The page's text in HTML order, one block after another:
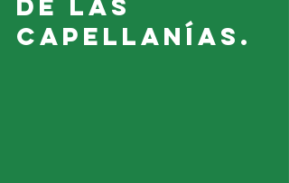
de las
Capellanías.